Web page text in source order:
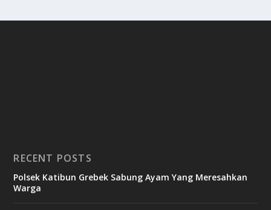
RECENT POSTS
Polsek Katibun Grebek Sabung Ayam Yang Meresahkan
Warga